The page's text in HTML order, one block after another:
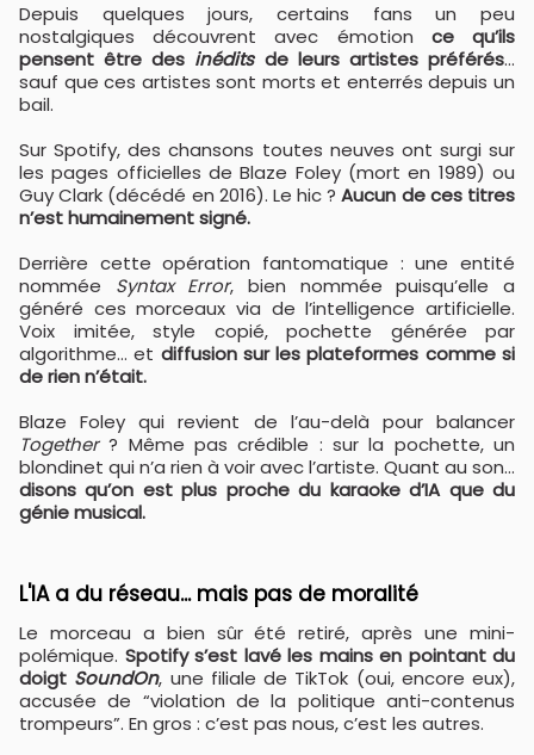
Depuis quelques jours, certains fans un peu
nostalgiques découvrent avec émotion ce qu’ils
pensent être des inéditsde leurs artistes préférés…
sauf que ces artistes sont morts et enterrés depuis un
bail.
Sur Spotify, des chansons toutes neuves ont surgi sur
les pages officielles de Blaze Foley (mort en 1989) ou
Guy Clark (décédé en 2016). Le hic ?Aucun de ces titres
n’est humainement signé.
Derrière cette opération fantomatique : une entité
nommée Syntax Error, bien nommée puisqu’elle a
généré ces morceaux via de l’intelligence artificielle.
Voix imitée, style copié, pochette générée par
algorithme… et diffusion sur les plateformes comme si
de rien n’était.
Blaze Foley qui revient de l’au-delà pour balancer
Together? Même pas crédible : sur la pochette, un
blondinet qui n’a rien à voir avec l’artiste. Quant au son…
disons qu’on est plus proche du karaoke d’IA que du
génie musical.
L'IA a du réseau... mais pas de moralité
Le morceau a bien sûr été retiré, après une mini-
polémique. Spotify s’est lavé les mains en pointant du
doigt SoundOn, une filiale de TikTok (oui, encore eux),
accusée de “violation de la politique anti-contenus
trompeurs”. En gros : c’est pas nous, c’est les autres.